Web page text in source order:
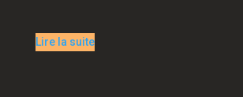
Lire la suite